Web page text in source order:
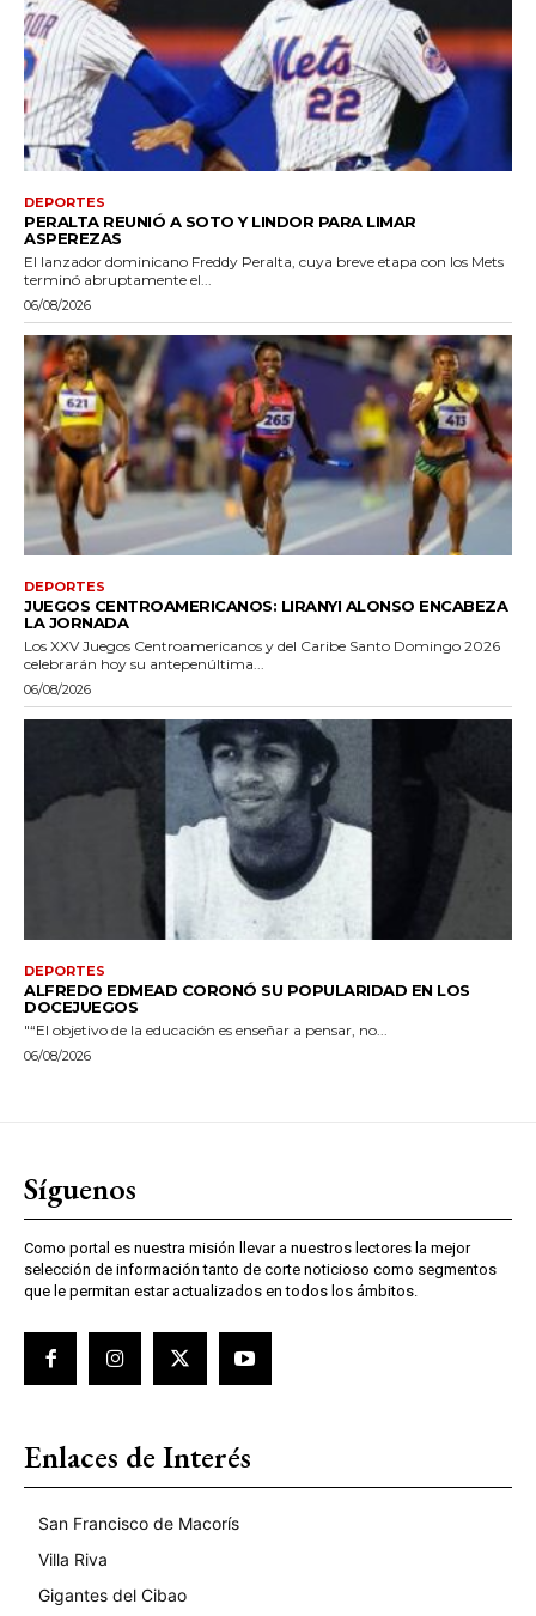
DEPORTES
PERALTA REUNIÓ A SOTO Y LINDOR PARA LIMAR
ASPEREZAS
El lanzador dominicano Freddy Peralta, cuya breve etapa con los Mets
terminó abruptamente el...
06/08/2026
DEPORTES
JUEGOS CENTROAMERICANOS: LIRANYI ALONSO ENCABEZA
LA JORNADA
Los XXV Juegos Centroamericanos y del Caribe Santo Domingo 2026
celebrarán hoy su antepenúltima...
06/08/2026
DEPORTES
ALFREDO EDMEAD CORONÓ SU POPULARIDAD EN LOS
DOCEJUEGOS
"“El objetivo de la educación es enseñar a pensar, no...
06/08/2026
Síguenos
Como portal es nuestra misión llevar a nuestros lectores la mejor
selección de información tanto de corte noticioso como segmentos
que le permitan estar actualizados en todos los ámbitos.
Enlaces de Interés
San Francisco de Macorís
Villa Riva
Gigantes del Cibao